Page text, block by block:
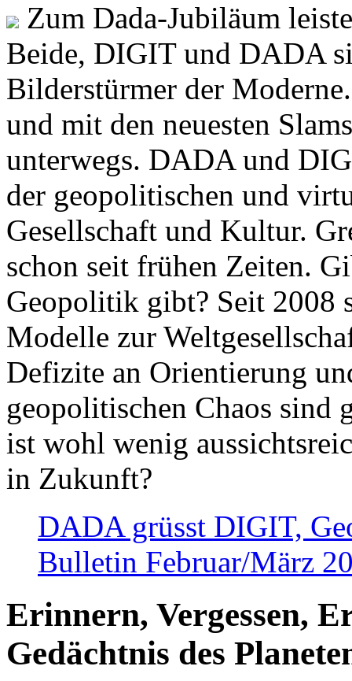
Zum Dada-Jubiläum
Beide, DIGIT und DADA
Bilderstürmer der
und mit den neuesten
unterwegs. DADA und
der geopolitischen und
Gesellschaft und Kultur.
schon seit frühen Zeiten.
Geopolitik gibt? Seit 2008
Modelle zur
Defizite an Orientierung
geopolitischen Chaos sind
ist wohl wenig
in Zukunft?
DADA grüsst DIGIT,
Bulletin Februar/März
Erinnern, Vergessen,
Gedächtnis des